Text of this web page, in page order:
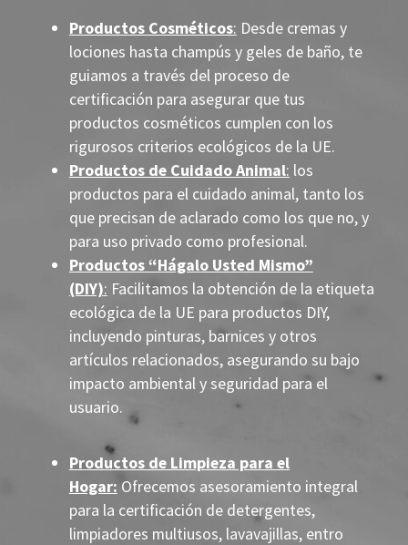
Productos Cosméticos: Desde cremas y
lociones hasta champús y geles de baño, te
guiamos a través del proceso de
certificación para asegurar que tus
productos cosméticos cumplen con los
rigurosos criterios ecológicos de la UE.
Productos de Cuidado Animal: los
productos para el cuidado animal, tanto los
que precisan de aclarado como los que no, y
para uso privado como profesional.
Productos “Hágalo Usted Mismo”
(DIY): Facilitamos la obtención de la etiqueta
ecológica de la UE para productos DIY,
incluyendo pinturas, barnices y otros
artículos relacionados, asegurando su bajo
impacto ambiental y seguridad para el
usuario.
Productos de Limpieza para el
Hogar: Ofrecemos asesoramiento integral
para la certificación de detergentes,
limpiadores multiusos, lavavajillas, entro